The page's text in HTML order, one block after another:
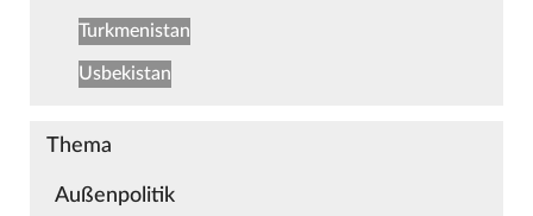
Turkmenistan
Usbekistan
Thema
Außenpolitik